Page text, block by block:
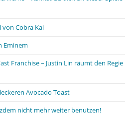
von Cobra Kai
Eminem
Franchise – Justin Lin räumt den Regie
Avocado Toast
nicht mehr weiter benutzen!